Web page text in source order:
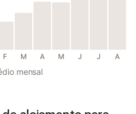
F M A M J J A
mensal